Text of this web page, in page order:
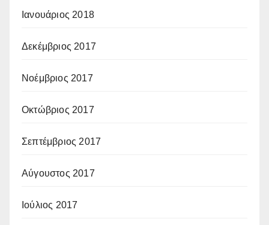
Ιανουάριος 2018
Δεκέμβριος 2017
Νοέμβριος 2017
Οκτώβριος 2017
Σεπτέμβριος 2017
Αύγουστος 2017
Ιούλιος 2017